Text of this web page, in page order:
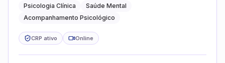
Psicologia Clínica
Saúde Mental
Acompanhamento Psicológico
CRP ativo Online